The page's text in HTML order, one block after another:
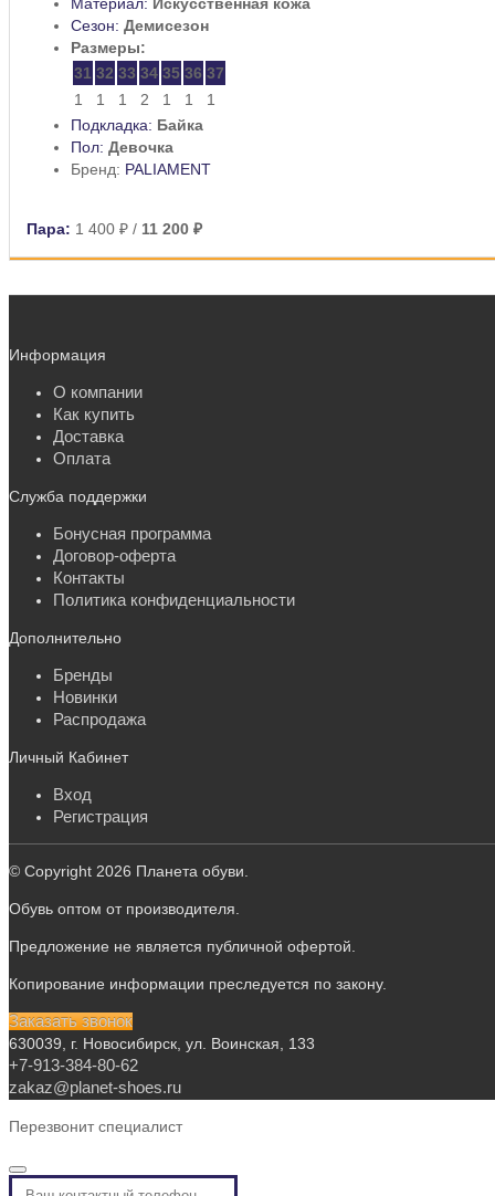
Сезон: Демисезон
Размеры:
31 32 33 34 35 36 37
1
1 1 2 1 1
1
Подкладка: Байка
Пол: Девочка
Бренд: PALIAMENT
Пара: 1 400 ₽ / 11 200 ₽
Информация
О компании
Как купить
Доставка
Оплата
Служба поддержки
Бонусная программа
Договор-оферта
Контакты
Политика конфиденциальности
Дополнительно
Бренды
Новинки
Распродажа
Личный Кабинет
Вход
Регистрация
© Copyright 2026 Планета обуви.
Обувь оптом от производителя.
Предложение не является публичной офертой.
Копирование информации преследуется по закону.
Заказать звонок
630039, г. Новосибирск, ул. Воинская, 133
+7-913-384-80-62
zakaz@planet-shoes.ru
Перезвонит специалист